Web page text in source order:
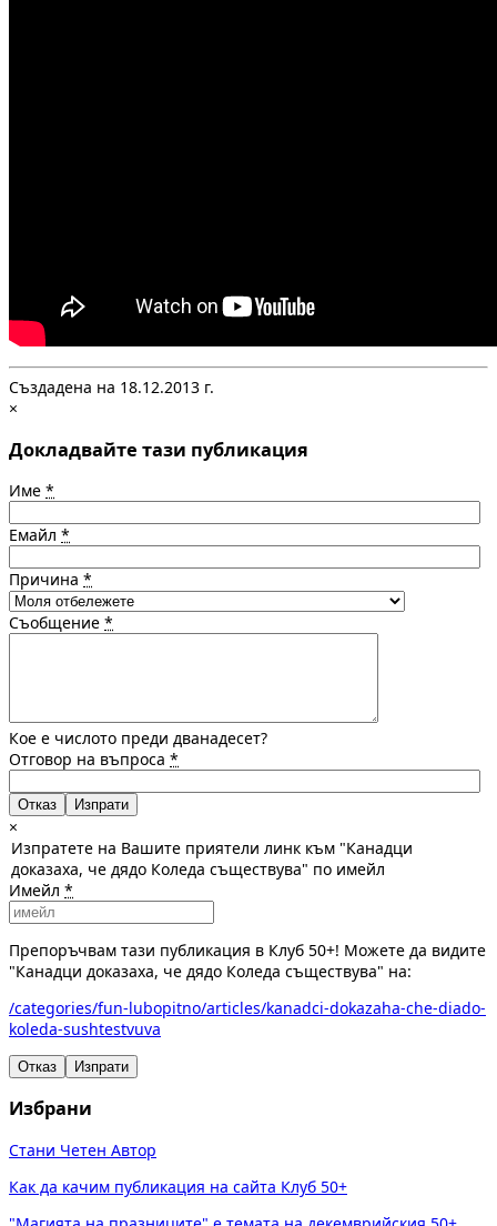
Създадена на 18.12.2013 г.
×
Докладвайте тази публикация
Име *
Емайл *
Причина *
Съобщение *
Кое е числото преди дванадесет?
Отговор на въпроса *
Отказ
×
Изпратете на Вашите приятели линк към "Канадци
доказаха, че дядо Коледа съществува" по имейл
Имейл *
Препоръчвам тази публикация в Клуб 50+! Можете да видите
"Канадци доказаха, че дядо Коледа съществува" на:
/categories/fun-lubopitno/articles/kanadci-dokazaha-che-diado-
koleda-sushtestvuva
Отказ Изпрати
Избрани
Стани Четен Автор
Как да качим публикация на сайта Клуб 50+